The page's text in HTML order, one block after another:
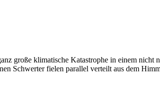
große klimatische Katastrophe in einem nicht
Schwerter fielen parallel verteilt aus dem